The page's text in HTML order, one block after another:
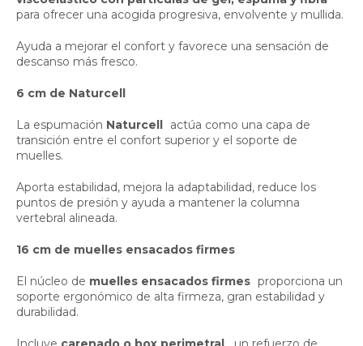
para ofrecer una acogida progresiva, envolvente y mullida.
Ayuda a mejorar el confort y favorece una sensación de
descanso más fresco.
6 cm de Naturcell
La espumación Naturcell actúa como una capa de
transición entre el confort superior y el soporte de
muelles.
Aporta estabilidad, mejora la adaptabilidad, reduce los
puntos de presión y ayuda a mantener la columna
vertebral alineada.
16 cm de muelles ensacados firmes
El núcleo de muelles ensacados firmes proporciona un
soporte ergonómico de alta firmeza, gran estabilidad y
durabilidad.